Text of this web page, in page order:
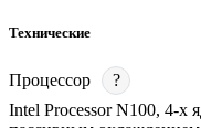
Технические
Процессор
?
Intel Processor N100, 4-